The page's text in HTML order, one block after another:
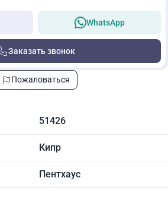
WhatsApp
Заказать звонок
Пожаловаться
51426
Кипр
Пентхаус